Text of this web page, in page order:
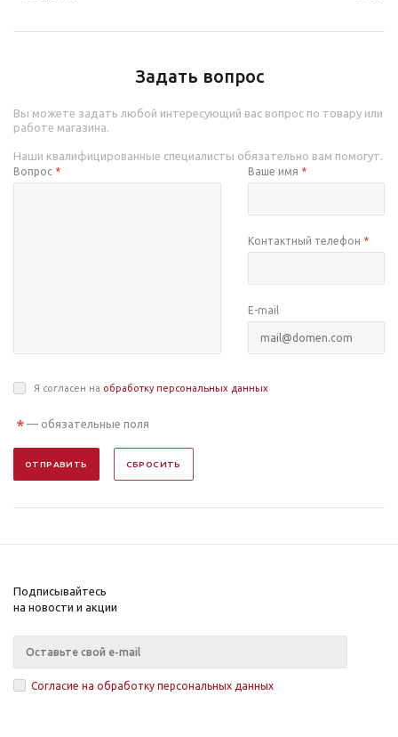
Задать вопрос
Вы можете задать любой интересующий вас вопрос по товару или
работе магазина.
Наши квалифицированные специалисты обязательно вам помогут.
Вопрос * Ваше имя *
Контактный телефон *
E-mail
Я согласен на обработку персональных данных
* — обязательные поля
ОТПРАВИТЬ СБРОСИТЬ
Подписывайтесь
на новости и акции
Согласие на обработку персональных данных